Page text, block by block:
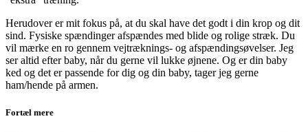
Herudover er mit fokus på, at du skal have det godt i din krop og dit
sind. Fysiske spændinger afspændes med blide og rolige stræk. Du
vil mærke en ro gennem vejtræknings- og afspændingsøvelser. Jeg
ser altid efter baby, når du gerne vil lukke øjnene. Og er din baby
ked og det er passende for dig og din baby, tager jeg gerne
ham/hende på armen.
Fortæl mere